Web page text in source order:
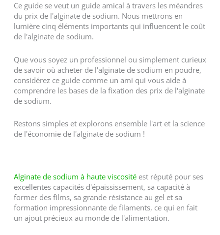
Ce guide se veut un guide amical à travers les méandres
du prix de l'alginate de sodium. Nous mettrons en
lumière cinq éléments importants qui influencent le coût
de l'alginate de sodium.
Que vous soyez un professionnel ou simplement curieux
de savoir où acheter de l'alginate de sodium en poudre,
considérez ce guide comme un ami qui vous aide à
comprendre les bases de la fixation des prix de l'alginate
de sodium.
Restons simples et explorons ensemble l'art et la science
de l'économie de l'alginate de sodium !
Alginate de sodium à haute viscositéest réputé pour ses
excellentes capacités d'épaississement, sa capacité à
former des films, sa grande résistance au gel et sa
formation impressionnante de filaments, ce qui en fait
un ajout précieux au monde de l'alimentation.